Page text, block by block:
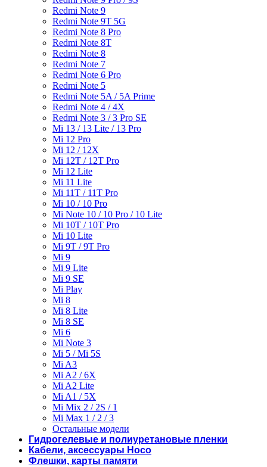
Redmi Note 9
Redmi Note 9T 5G
Redmi Note 8 Pro
Redmi Note 8T
Redmi Note 8
Redmi Note 7
Redmi Note 6 Pro
Redmi Note 5
Redmi Note 5A / 5A Prime
Redmi Note 4 / 4X
Redmi Note 3 / 3 Pro SE
Mi 13 / 13 Lite / 13 Pro
Mi 12 Pro
Mi 12 / 12X
Mi 12T / 12T Pro
Mi 12 Lite
Mi 11 Lite
Mi 11T / 11T Pro
Mi 10 / 10 Pro
Mi Note 10 / 10 Pro / 10 Lite
Mi 10T / 10T Pro
Mi 10 Lite
Mi 9T / 9T Pro
Mi 9
Mi 9 Lite
Mi 9 SE
Mi Play
Mi 8
Mi 8 Lite
Mi 8 SE
Mi 6
Mi Note 3
Mi 5 / Mi 5S
Mi A3
Mi A2 / 6X
Mi A2 Lite
Mi A1 / 5X
Mi Mix 2 / 2S / 1
Mi Max 1 / 2 / 3
Остальные модели
Гидрогелевые и полиуретановые пленки
Кабели, аксессуары Hoco
Флешки, карты памяти